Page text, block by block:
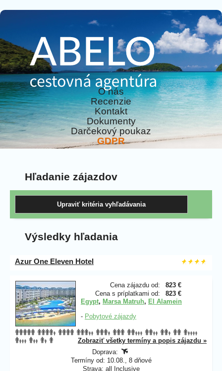
O nás
Recenzie
Kontakt
Dokumenty
Darčekový poukaz
GDPR
Hľadanie zájazdov
Výsledky hľadania
Azur One Eleven Hotel
Cena zájazdu od:
823 €
Cena s príplatkami od:
823 €
Egypt, Marsa Matruh, El Alamein
- Pobytové zájazdy
Zobraziť všetky termíny a popis zájazdu »
Doprava:
Termíny od: 10.08., 8 dňové
Strava: all Inclusive